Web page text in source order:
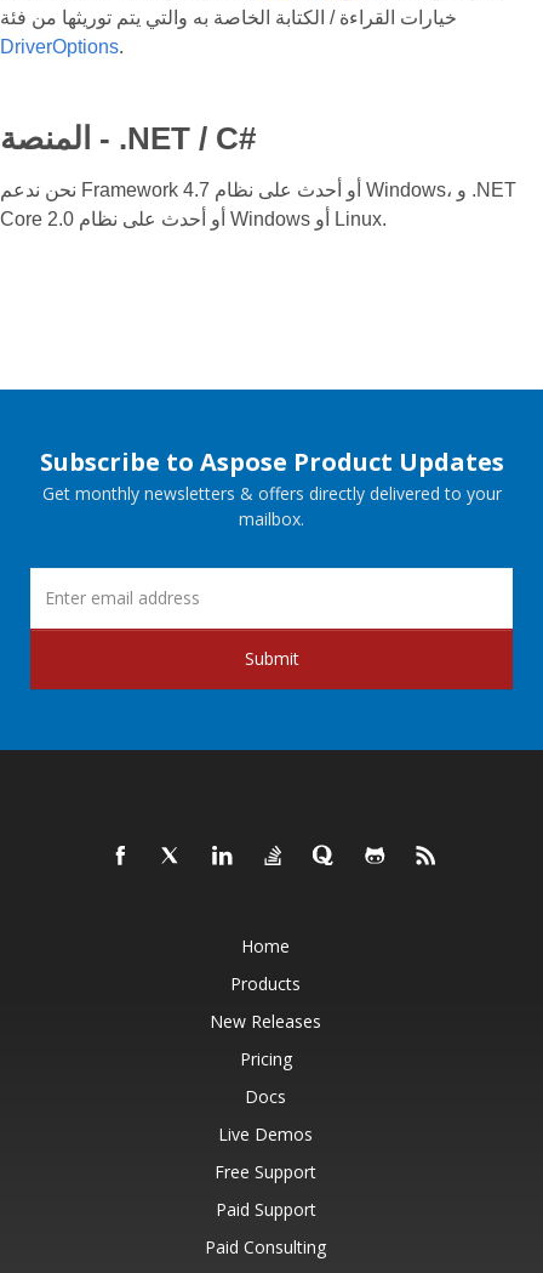
خيارات القراءة / الكتابة الخاصة به والتي يتم توريثها من فئة
DriverOptions.
المنصة - .NET / C#
نحن ندعم Framework 4.7 أو أحدث على نظام Windows، و .NET
Core 2.0 أو أحدث على نظام Windows أو Linux.
Subscribe to Aspose Product Updates
Get monthly newsletters & offers directly delivered to your
mailbox.
Submit
Home
Products
New Releases
Pricing
Docs
Live Demos
Free Support
Paid Support
Paid Consulting